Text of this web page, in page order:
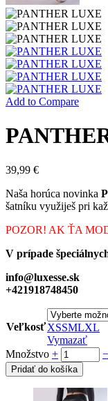
Add to Compare
39,99 €
Naša horúca novinka
šatníku využiješ pri
POZOR! AK ŤA
V prípade
info@luxesse.sk
+421918748450
VeľkosťXSSMLXL
Vymazať
Množstvo + −
Pridať do košíka